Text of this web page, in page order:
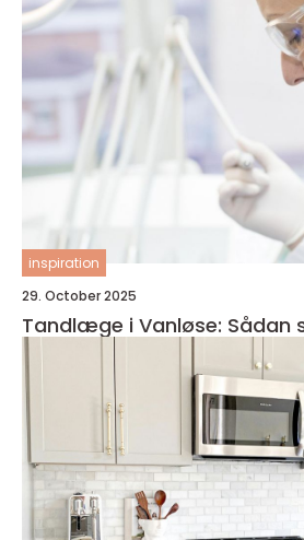
inspiration
29. October 2025
Tandlæge i Vanløse: Sådan